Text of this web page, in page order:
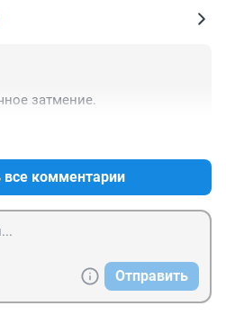
затмение.
все комментарии
Отправить